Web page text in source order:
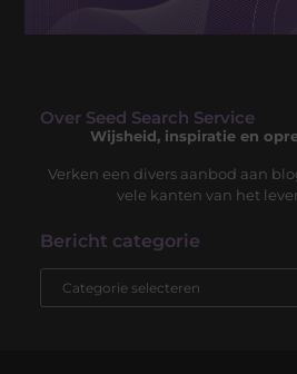
Over Seed Search Service
Wijsheid, inspiratie en
Verken een divers aanbod aan
vele kanten van het
Bericht categorie